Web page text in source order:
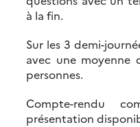
à la fin.
Sur les 3 demi-
avec une moyenne
personnes.
Compte-rendu
présentation